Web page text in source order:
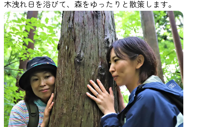
木洩れ日を浴びて、森をゆったりと散策します。